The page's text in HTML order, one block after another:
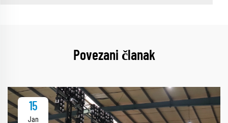
Povezani članak
15
Jan